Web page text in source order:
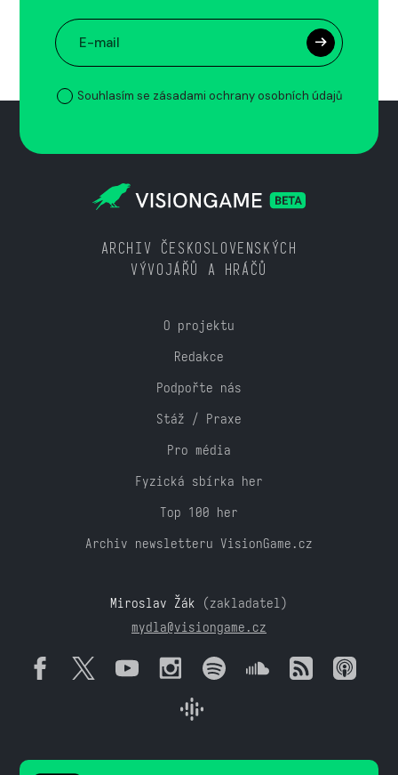
Souhlasím se zásadami ochrany osobních údajů
ARCHIV ČESKOSLOVENSKÝCH
VÝVOJÁŘŮ A HRÁČŮ
O projektu
Redakce
Podpořte nás
Stáž / Praxe
Pro média
Fyzická sbírka her
Top 100 her
Archiv newsletteru VisionGame.cz
Miroslav Žák (zakladatel)
mydla@visiongame.cz